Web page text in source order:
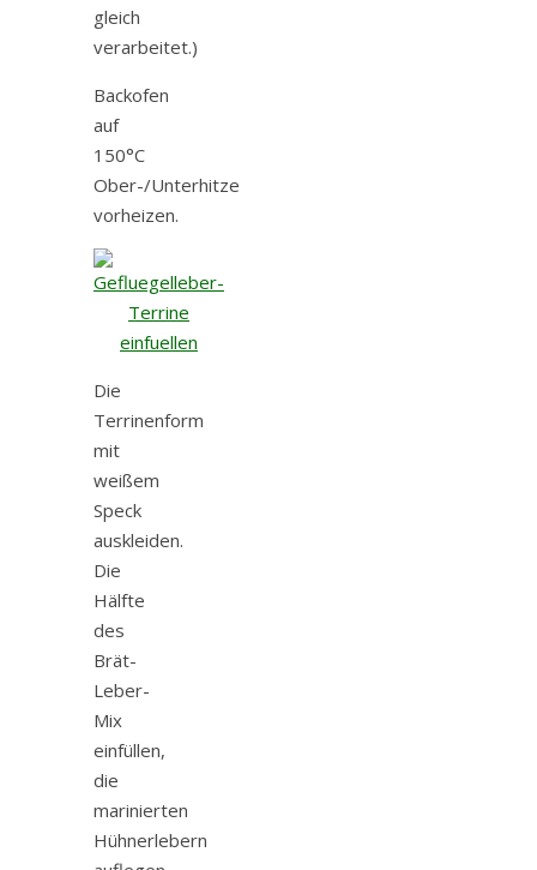
gleich
verarbeitet.)
Backofen
auf
150°C
Ober-/Unterhitze
vorheizen.
Die
Terrinenform
mit
weißem
Speck
auskleiden.
Die
Hälfte
des
Brät-
Leber-
Mix
einfüllen,
die
marinierten
Hühnerlebern